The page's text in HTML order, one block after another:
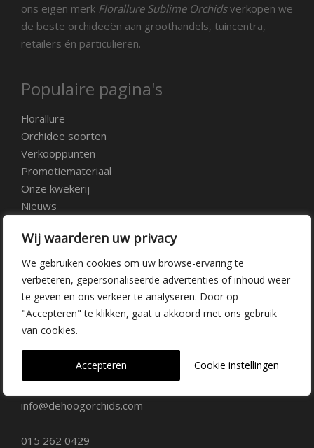
Wij waarderen uw privacy
We gebruiken cookies om uw browse-ervaring te
verbeteren, gepersonaliseerde advertenties of inhoud weer
te geven en ons verkeer te analyseren. Door op
"Accepteren" te klikken, gaat u akkoord met ons gebruik
van cookies.
Cookie instellingen
Accepteren
ons eigen merk Florallure Sublime Orchidsverkopen we
de beste orchideeën aan groothandels, tuincentra,
retailers én particulieren.
Populaire pagina's
Florallure
Orchidee soorten
Verkooppunten
Promotiemateriaal
Onze kwekerij
Nieuws
Veelgestelde vragen
Vacatures
Contact
Kwekerij Delfgauw
Vrederustlaan 10
info@dehoogorchids.com
015 262 0429